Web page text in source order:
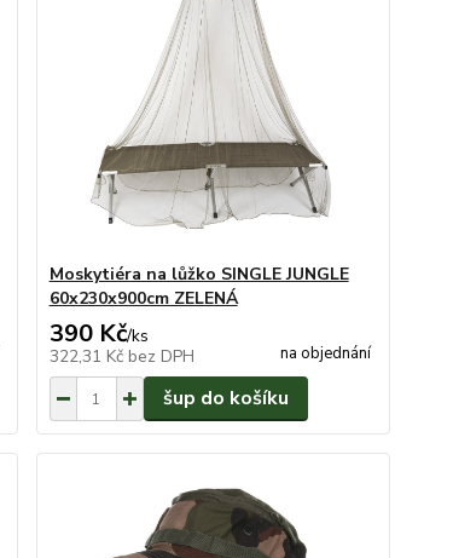
Moskytiéra na lůžko SINGLE JUNGLE
60x230x900cm ZELENÁ
390 Kč/ks
322,31 Kč bez DPH na objednání
šup do košíku